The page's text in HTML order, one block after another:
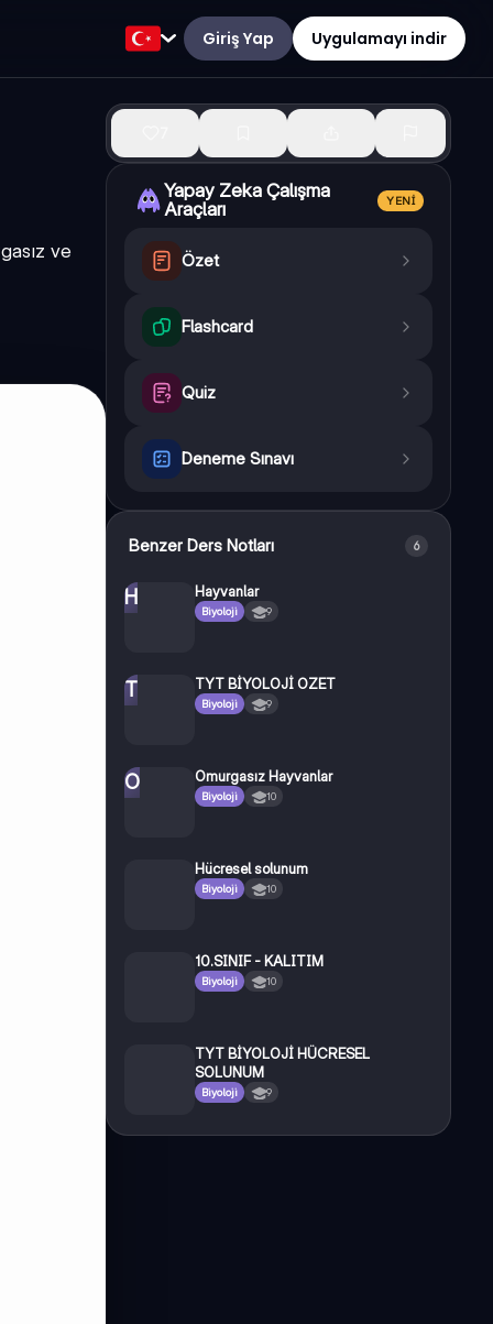
Giriş Yap Uygulamayı indir
ve
Yapay Zeka Çalışma
Araçları
YENI
Özet
Flashcard
Quiz
Deneme Sınavı
Benzer Ders Notları 6
H Hayvanlar
Biyoloji 9
T TYT BİYOLOJİ OZET
Biyoloji 9
O Omurgasız Hayvanlar
Biyoloji 10
Hücresel solunum
Biyoloji 10
10.SINIF - KALITIM
Biyoloji 10
TYT BİYOLOJİ HÜCRESEL
SOLUNUM
Biyoloji 9